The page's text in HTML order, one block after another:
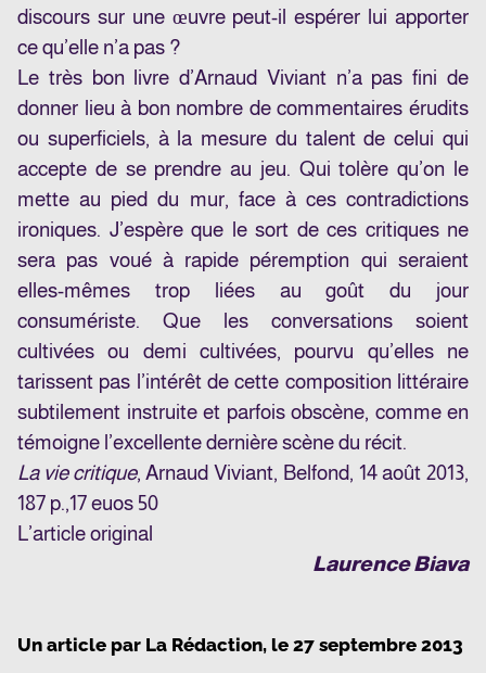
discours sur une œuvre peut-il espérer lui apporter
ce qu’elle n’a pas ?
Le très bon livre d’Arnaud Viviant n’a pas fini de
donner lieu à bon nombre de commentaires érudits
ou superficiels, à la mesure du talent de celui qui
accepte de se prendre au jeu. Qui tolère qu’on le
mette au pied du mur, face à ces contradictions
ironiques. J’espère que le sort de ces critiques ne
sera pas voué à rapide péremption qui seraient
elles-mêmes trop liées au goût du jour
consumériste. Que les conversations soient
cultivées ou demi cultivées, pourvu qu’elles ne
tarissent pas l’intérêt de cette composition littéraire
subtilement instruite et parfois obscène, comme en
témoigne l’excellente dernière scène du récit.
La vie critique, Arnaud Viviant, Belfond, 14 août 2013,
187 p.,17 euos 50
L’article original
Laurence Biava
Un article par La Rédaction, le 27 septembre 2013